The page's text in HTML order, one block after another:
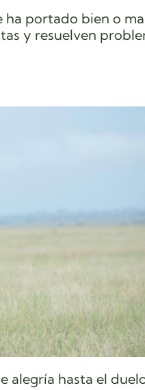
portado bien o
y resuelven
alegría hasta el